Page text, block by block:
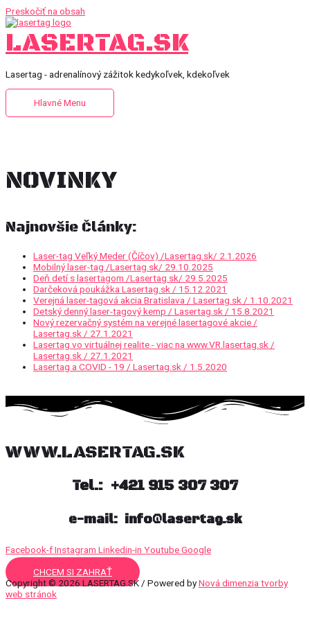
Preskočiť na obsah
LASERTAG.SK
Lasertag - adrenalínový zážitok kedykoľvek, kdekoľvek
Hlavné Menu
NOVINKY
Najnovšie Články:
Laser-tag Veľký Meder (Číčov) /Lasertag.sk/ 2.1.2026
Mobilný laser-tag /Lasertag.sk/ 29.10.2025
Deň detí s lasertagom /Lasertag.sk/ 29.5.2025
Darčeková poukážka Lasertag.sk / 15.12.2021
Verejná laser-tagová akcia Bratislava / Lasertag.sk / 1.10.2021
Detský denný laser-tagový kemp / Lasertag.sk / 15.8.2021
Nový rezervačný systém na verejné lasertagové akcie /
Lasertag.sk / 27.1.2021
Lasertag vo virtuálnej realite - viac na www.VR.lasertag.sk /
Lasertag.sk / 27.1.2021
Lasertag a COVID - 19 / Lasertag.sk / 1.5.2020
WWW.LASERTAG.SK
Tel.: +421 915 307 307
e-mail: info@lasertag.sk
Facebook-fInstagram Linkedin-in YoutubeGoogle
CHCEM SI ZAHRAŤ
Copyright © 2026 LASERTAG.SK / Powered byNová dimenzia tvorby
web stránok